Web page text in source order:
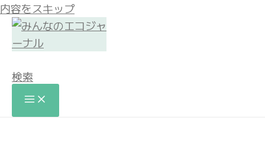
内容をスキップ
検索